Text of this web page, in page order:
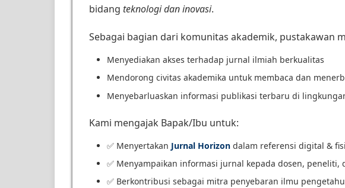
bidang teknologi dan inovasi.
Sebagai bagian dari komunitas akademik, pustakawan
Menyediakan akses terhadap jurnal ilmiah berkualitas
Mendorong civitas akademika untuk membaca dan
Menyebarluaskan informasi publikasi terbaru di
Kami mengajak Bapak/Ibu untuk:
✅ Menyertakan Jurnal Horizon dalam referensi digital &
✅ Menyampaikan informasi jurnal kepada dosen, peneliti,
✅ Berkontribusi sebagai mitra penyebaran ilmu